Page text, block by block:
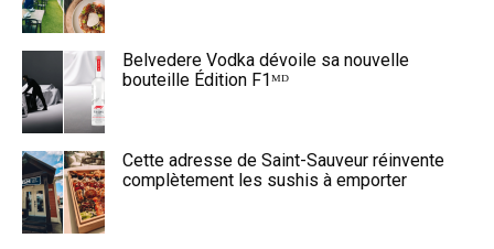
Belvedere Vodka dévoile sa nouvelle
bouteille Édition F1ᴹᴰ
Cette adresse de Saint-Sauveur réinvente
complètement les sushis à emporter